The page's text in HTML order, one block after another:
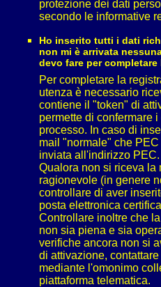
protezione dei dati
secondo le informative
Ho inserito tutti i dati
non mi è arrivata
devo fare per
Per completare la
utenza è necessario
contiene il "token" di
permette di confermare
processo. In caso di
mail "normale" che
inviata all'indirizzo PEC.
Qualora non si riceva la
ragionevole (in genere
controllare di aver
posta elettronica
Controllare inoltre che
non sia piena e sia
verifiche ancora non si
di attivazione,
mediante l'omonimo
piattaforma telematica.